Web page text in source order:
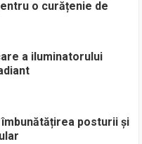
o curățenie de
a iluminatorului
posturii și